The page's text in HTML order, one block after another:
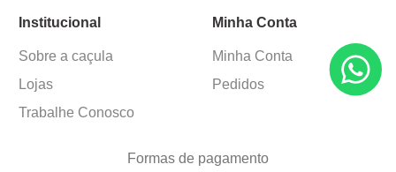
Institucional
Sobre a caçula
Lojas
Trabalhe Conosco
Minha Conta
Minha Conta
Pedidos
Formas de pagamento